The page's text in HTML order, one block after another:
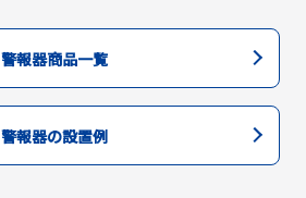
警報器商品一覧
警報器の設置例